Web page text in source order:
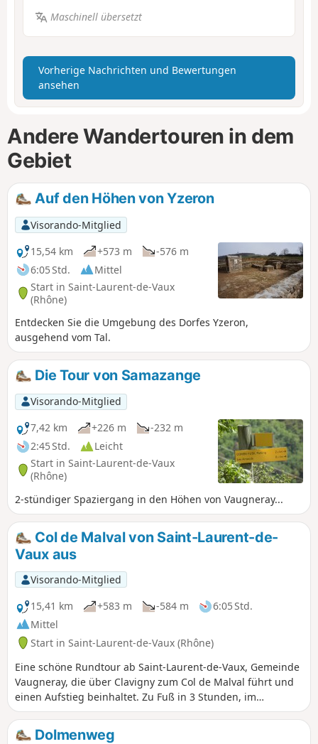
Maschinell übersetzt
Vorherige Nachrichten und Bewertungen
ansehen
Andere Wandertouren in dem
Gebiet
Auf den Höhen von Yzeron
Visorando-Mitglied
15,54 km
+573 m
-576 m
6:05 Std.
Mittel
Start in Saint-Laurent-de-Vaux
(Rhône)
Entdecken Sie die Umgebung des Dorfes Yzeron,
ausgehend vom Tal.
Die Tour von Samazange
Visorando-Mitglied
7,42 km
+226 m
-232 m
2:45 Std.
Leicht
Start in Saint-Laurent-de-Vaux
(Rhône)
2-stündiger Spaziergang in den Höhen von Vaugneray...
Col de Malval von Saint-Laurent-de-
Vaux aus
Visorando-Mitglied
15,41 km
+583 m -584 m
6:05 Std.
Mittel
Start in Saint-Laurent-de-Vaux (Rhône)
Eine schöne Rundtour ab Saint-Laurent-de-Vaux, Gemeinde
Vaugneray, die über Clavigny zum Col de Malval führt und
einen Aufstieg beinhaltet. Zu Fuß in 3 Stunden, im
Laufschritt in 2 Stunden oder mit dem Mountainbike zu
bewältigen.
Dolmenweg